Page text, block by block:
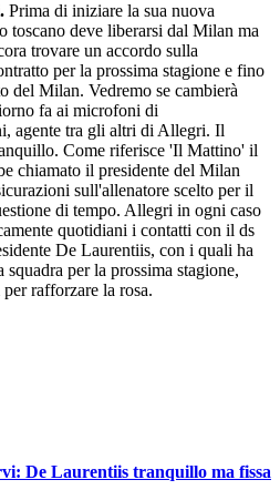
Prima di iniziare la sua nuova
toscano deve liberarsi dal Milan ma
trovare un accordo sulla
per la prossima stagione e fino
del Milan. Vedremo se cambierà
fa ai microfoni di
agente tra gli altri di Allegri. Il
Come riferisce 'Il Mattino' il
chiamato il presidente del Milan
sull'allenatore scelto per il
di tempo. Allegri in ogni caso
quotidiani i contatti con il ds
De Laurentiis, con i quali ha
per la prossima stagione,
rafforzare la rosa.
De Laurentiis tranquillo ma fissa